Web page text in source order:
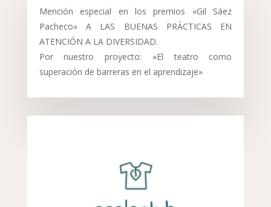
Mención especial en los premios «Gil Sáez
Pacheco» A LAS BUENAS PRÁCTICAS EN
ATENCIÓN A LA DIVERSIDAD.
Por nuestro proyecto: «El teatro como
superación de barreras en el aprendizaje»